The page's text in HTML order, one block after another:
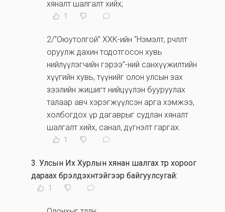
хяналт шалгалт хийх;
1
2/“Оюутолгой” ХХК-ийн “Нэмэлт, өөрчлөлт
оруулж дахин тодотгосон хувь
нийлүүлэгчийн гэрээ”-ний санхүүжилтийн
хүүгийн хувь, түүнийг олон улсын зах
зээлийн жишигт нийцүүлэн бууруулах
талаар авч хэрэгжүүлсэн арга хэмжээ,
холбогдох үр дагаврыг судлан хяналт
шалгалт хийх, санал, дүгнэлт гаргах.
1
3. Улсын Их Хурлын хянан шалгах түр хороог
дараах бүрэлдэхүүнтэйгээр байгуулсугай:
1